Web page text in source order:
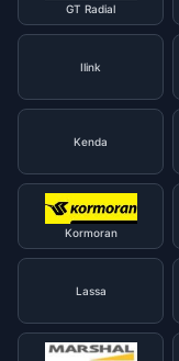
GT Radial
Ilink
Kenda
Kormoran
Lassa